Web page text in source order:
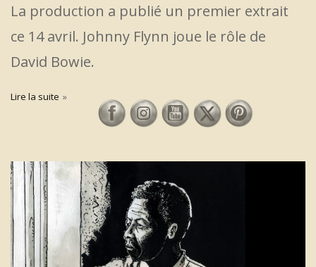
La production a publié un premier extrait
ce 14 avril. Johnny Flynn joue le rôle de
David Bowie.
Lire la suite